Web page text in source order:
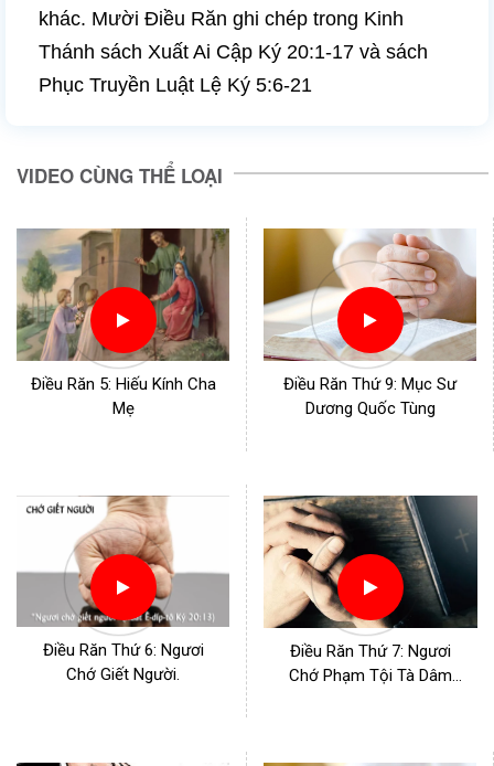
khác. Mười Điều Răn ghi chép trong Kinh
Thánh sách Xuất Ai Cập Ký 20:1-17 và sách
Phục Truyền Luật Lệ Ký 5:6-21
VIDEO CÙNG THỂ LOẠI
Điều Răn 5: Hiếu Kính Cha
Mẹ
Điều Răn Thứ 9: Mục Sư
Dương Quốc Tùng
Điều Răn Thứ 6: Ngươi
Chớ Giết Người.
Điều Răn Thứ 7: Ngươi
Chớ Phạm Tội Tà Dâm